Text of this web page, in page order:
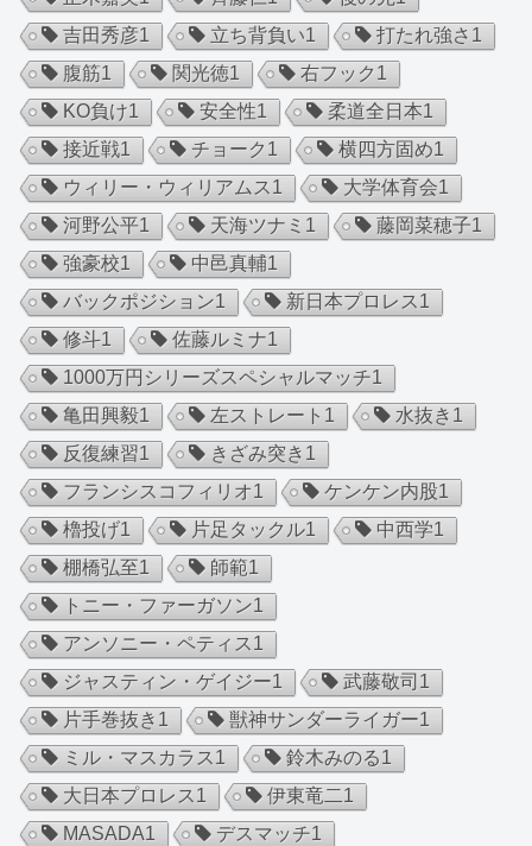
吉田秀彦1 立ち背負い1 打たれ強さ 1
腹筋1 関光徳1 右フック1
KO負け1 安全性1 柔道全日本1
接近戦1 チョーク1 横四方固め1
ウィリー・ウィリアムス1 大学体育会1
河野公平1 天海ツナミ 1 藤岡菜穂子1
強豪校1 中邑真輔1
バックポジション1 新日本プロレス1
修斗1 佐藤ルミナ1
1000万円シリーズスペシャルマッチ1
亀田興毅1 左ストレート 1 水抜き 1
反復練習1 きざみ突き 1
フランシスコフィリオ1 ケンケン内股1
櫓投げ1 片足タックル1 中西学1
棚橋弘至1 師範1
トニー・ファーガソン1
アンソニー・ペティス1
ジャスティン・ゲイジー1 武藤敬司 1
片手巻抜き 1 獣神サンダーライガー1
ミル・マスカラス1 鈴木みのる1
大日本プロレス1 伊東竜二1
MASADA1 デスマッチ1